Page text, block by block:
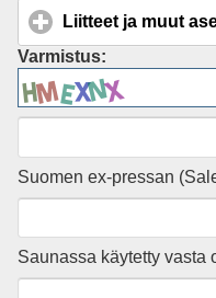
Liitteet ja muut
Varmistus:
Suomen ex-pressan
Saunassa käytetty vasta